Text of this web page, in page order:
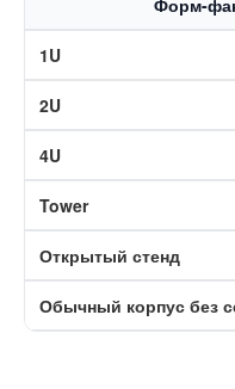
Форм-
1U
2U
4U
Tower
Открытый стенд
Обычный корпус без